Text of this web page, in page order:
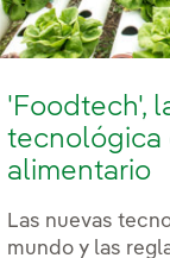
'Foodtech',
tecnológica
alimentario
Las nuevas
mundo y las